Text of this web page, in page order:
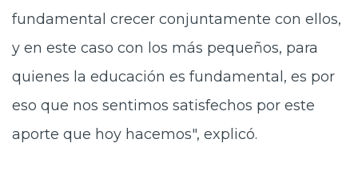
fundamental crecer conjuntamente con ellos,
y en este caso con los más pequeños, para
quienes la educación es fundamental, es por
eso que nos sentimos satisfechos por este
aporte que hoy hacemos", explicó.